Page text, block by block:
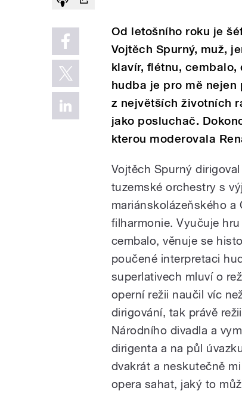
Od letošního roku je
Vojtěch Spurný, muž,
klavír, flétnu, cembalo,
hudba je pro mě
z největších životních
jako posluchač.
kterou moderovala
Vojtěch Spurný
tuzemské orchestry s
mariánskolázeňského a
filharmonie. Vyučuje hru
cembalo, věnuje se
poučené interpretaci
superlativech mluví o
operní režii naučil víc
dirigování, tak právě
Národního divadla a
dirigenta a na půl
dvakrát a neskutečně
opera sahat, jaký to